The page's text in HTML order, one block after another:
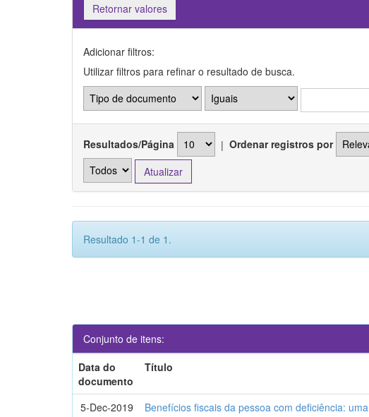
Retornar valores
Adicionar filtros:
Utilizar filtros para refinar o resultado de busca.
Resultados/Página | Ordenar registros por
Resultado 1-1 de 1.
Conjunto de itens:
Data do
documento
Título
5-Dec-2019
Benefícios fiscais da pessoa com deficiência: uma